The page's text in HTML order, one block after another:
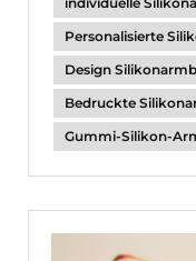
Personalisierte
Design
Bedruckte
Gummi-Silikon-